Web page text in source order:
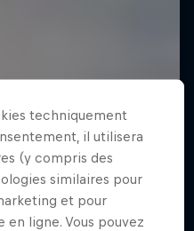
techniquement
il utilisera
(y compris des
similaires pour
et pour
ligne. Vous pouvez